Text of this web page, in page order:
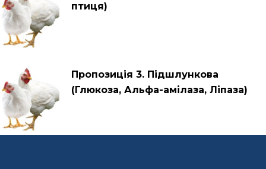
птиця)
Пропозиція 3. Підшлункова
(Глюкоза, Альфа-амілаза, Ліпаза)